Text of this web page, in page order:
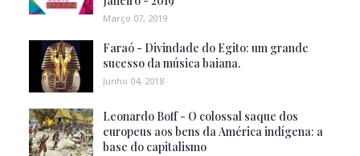
Março 07, 2019
Faraó - Divindade do Egito: um grande
sucesso da música baiana.
Junho 04, 2018
Leonardo Boff - O colossal saque dos
europeus aos bens da América indígena: a
base do capitalismo